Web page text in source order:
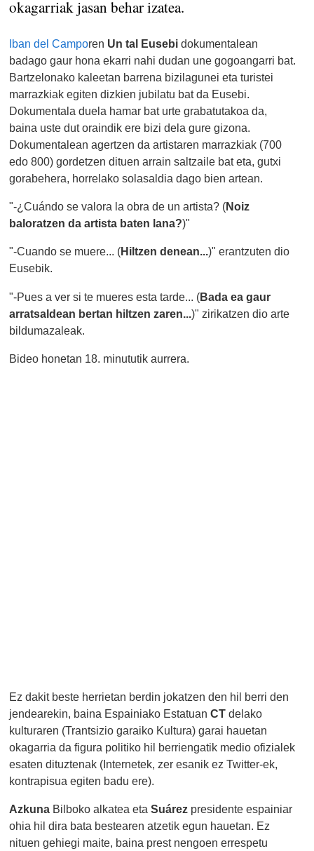
okagarriak jasan behar izatea.
Iban del Camporen Un tal Eusebi dokumentalean
badago gaur hona ekarri nahi dudan une gogoangarri bat.
Bartzelonako kaleetan barrena bizilagunei eta turistei
marrazkiak egiten dizkien jubilatu bat da Eusebi.
Dokumentala duela hamar bat urte grabatutakoa da,
baina uste dut oraindik ere bizi dela gure gizona.
Dokumentalean agertzen da artistaren marrazkiak (700
edo 800) gordetzen dituen arrain saltzaile bat eta, gutxi
gorabehera, horrelako solasaldia dago bien artean.
"-¿Cuándo se valora la obra de un artista? (Noiz
baloratzen da artista baten lana?)"
"-Cuando se muere... (Hiltzen denean...)" erantzuten dio
Eusebik.
"-Pues a ver si te mueres esta tarde... (Bada ea gaur
arratsaldean bertan hiltzen zaren...)" zirikatzen dio arte
bildumazaleak.
Bideo honetan 18. minututik aurrera.
Ez dakit beste herrietan berdin jokatzen den hil berri den
jendearekin, baina Espainiako EstatuanCT delako
kulturaren (Trantsizio garaiko Kultura) garai hauetan
okagarria da figura politiko hil berriengatik medio ofizialek
esaten dituztenak (Internetek, zer esanik ez Twitter-ek,
kontrapisua egiten badu ere).
Azkuna Bilboko alkatea etaSuárez presidente espainiar
ohia hil dira bata bestearen atzetik egun hauetan. Ez
nituen gehiegi maite, baina prest nengoen errespetu